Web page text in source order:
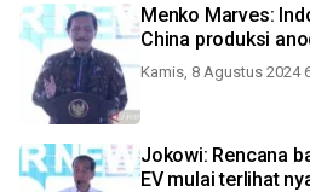
Menko Marves:
China produksi
Kamis, 8 Agustus 2024
Jokowi: Rencana
EV mulai terlihat